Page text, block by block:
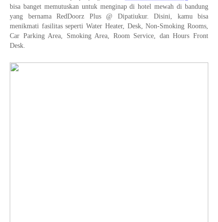
bisa banget memutuskan untuk menginap di hotel mewah di bandung
yang bernama RedDoorz Plus @ Dipatiukur. Disini, kamu bisa
menikmati fasilitas seperti Water Heater, Desk, Non-Smoking Rooms,
Car Parking Area, Smoking Area, Room Service, dan Hours Front
Desk.